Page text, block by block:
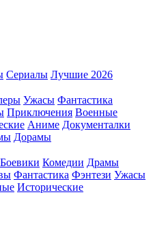
Сериалы Лучшие 2026
Ужасы Фантастика
Приключения Военные
Аниме Документалки
Дорамы
Боевики Комедии Драмы
Фантастика Фэнтези Ужасы
Исторические